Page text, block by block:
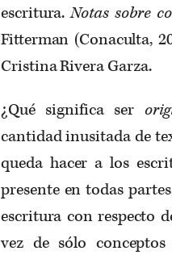
escritura.Notas sobre
Fitterman (Conaculta,
Cristina Rivera Garza.
¿Qué significa ser
cantidad inusitada de
queda hacer a los
presente en todas
escritura con respecto
vez de sólo